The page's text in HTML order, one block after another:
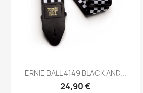
Brzi pregled
ERNIE BALL 4149 BLACK AND...
24,90 €